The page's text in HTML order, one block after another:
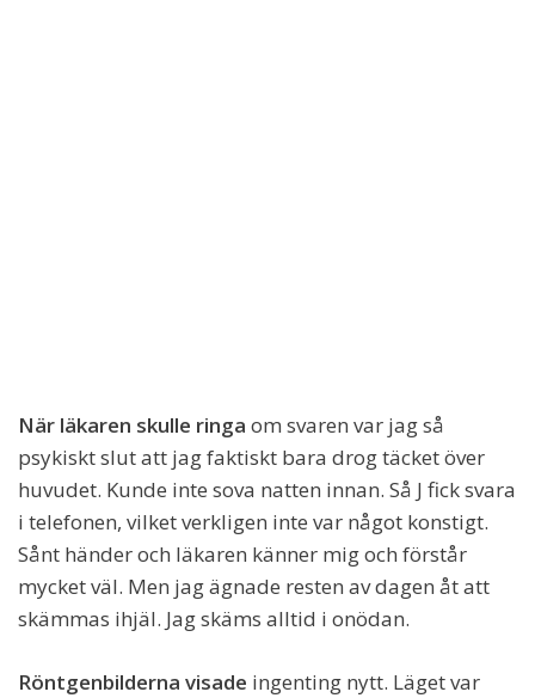
När läkaren skulle ringa om svaren var jag så
psykiskt slut att jag faktiskt bara drog täcket över
huvudet. Kunde inte sova natten innan. Så J fick svara
i telefonen, vilket verkligen inte var något konstigt.
Sånt händer och läkaren känner mig och förstår
mycket väl. Men jag ägnade resten av dagen åt att
skämmas ihjäl. Jag skäms alltid i onödan.
Röntgenbilderna visade ingenting nytt. Läget var